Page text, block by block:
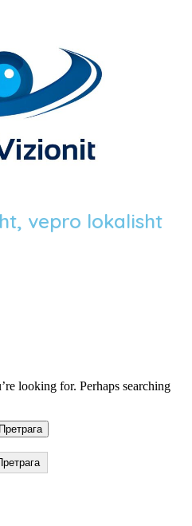
vepro lokalisht
looking for. Perhaps searching